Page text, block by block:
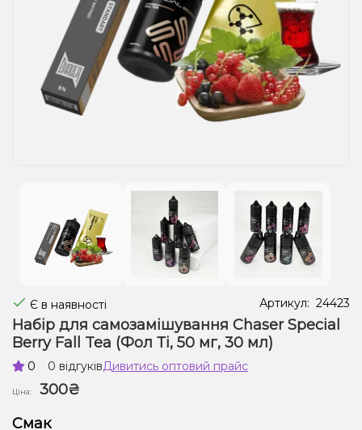
Рідини для електронних сигарет
Подарункові набори
Уцінка
Є в наявності Артикул: 24423
Набір для самозамішування Chaser Special
Berry Fall Tea (Фол Ті, 50 мг, 30 мл)
0 0 відгуківДивитись оптовий прайс
Ціна:
300₴
Смак